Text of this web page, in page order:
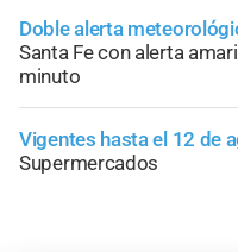
Doble alerta
Santa Fe con alerta
minuto
Vigentes hasta el 12 de
Supermercados